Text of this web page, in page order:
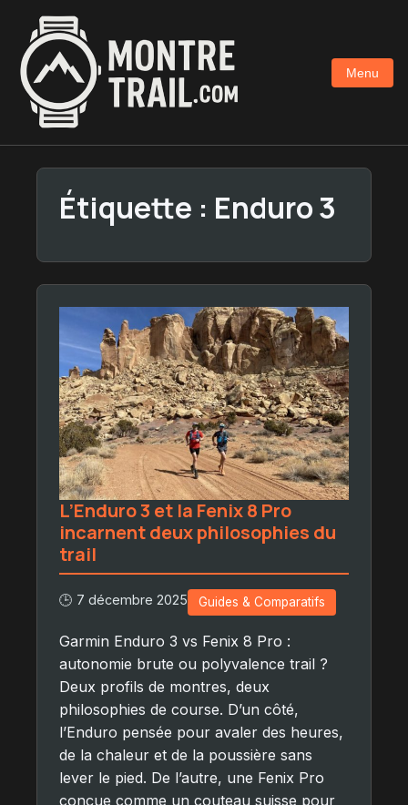
contenu
principal
Menu
Étiquette : Enduro 3
L’Enduro 3 et la Fenix 8 Pro
incarnent deux philosophies du
trail
🕒 7 décembre 2025 Guides & Comparatifs
Garmin Enduro 3 vs Fenix 8 Pro :
autonomie brute ou polyvalence trail ?
Deux profils de montres, deux
philosophies de course. D’un côté,
l’Enduro pensée pour avaler des heures,
de la chaleur et de la poussière sans
lever le pied. De l’autre, une Fenix Pro
conçue comme un couteau suisse pour